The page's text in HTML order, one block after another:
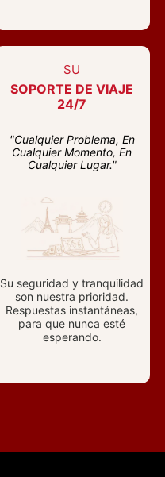
SU
SOPORTE DE VIAJE
24/7
"Cualquier Problema, En
Cualquier Momento, En
Cualquier Lugar."
Su seguridad y tranquilidad
son nuestra prioridad.
Respuestas instantáneas,
para que nunca esté
esperando.